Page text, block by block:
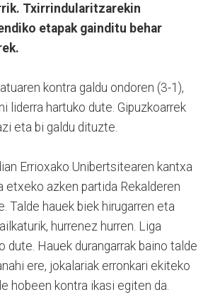
Txirrindularitzarekin
etapak gainditu behar
kontra galdu ondoren (3-1),
liderra hartuko dute. Gipuzkoarrek
eta bi galdu dituzte.
Errioxako Unibertsitearen kantxa
etxeko azken partida Rekalderen
Talde hauek biek hirugarren eta
hurrenez hurren. Liga
dute. Hauek durangarrak baino talde
ere, jokalariak erronkari ekiteko
hobeen kontra ikasi egiten da.